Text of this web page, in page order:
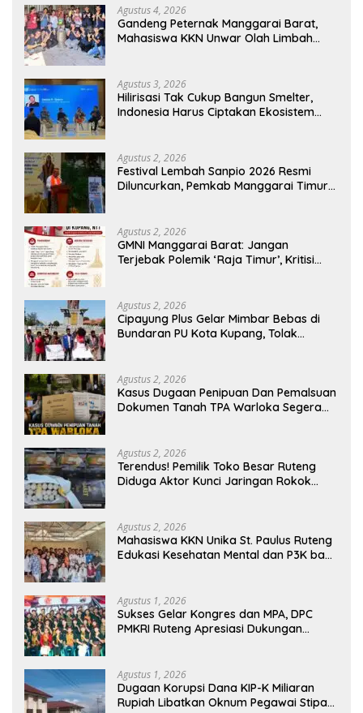
Agustus 4, 2026
Gandeng Peternak Manggarai Barat,
Mahasiswa KKN Unwar Olah Limbah
Agustus 3, 2026
Hilirisasi Tak Cukup Bangun Smelter,
Indonesia Harus Ciptakan Ekosistem
Agustus 2, 2026
Festival Lembah Sanpio 2026 Resmi
Diluncurkan, Pemkab Manggarai Timur
Agustus 2, 2026
GMNI Manggarai Barat: Jangan
Terjebak Polemik ‘Raja Timur’, Kritisi
Agustus 2, 2026
Cipayung Plus Gelar Mimbar Bebas di
Bundaran PU Kota Kupang, Tolak
Agustus 2, 2026
Kasus Dugaan Penipuan Dan Pemalsuan
Dokumen Tanah TPA Warloka Segera
Memasuki Fase Krusial
Agustus 2, 2026
Terendus! Pemilik Toko Besar Ruteng
Diduga Aktor Kunci Jaringan Rokok
Agustus 2, 2026
Mahasiswa KKN Unika St. Paulus Ruteng
Edukasi Kesehatan Mental dan P3K bagi
Agustus 1, 2026
Sukses Gelar Kongres dan MPA, DPC
PMKRI Ruteng Apresiasi Dukungan
Agustus 1, 2026
Dugaan Korupsi Dana KIP-K Miliaran
Rupiah Libatkan Oknum Pegawai Stipas